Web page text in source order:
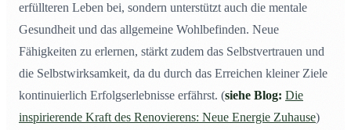
erfüllteren Leben bei, sondern unterstützt auch die mentale
Gesundheit und das allgemeine Wohlbefinden. Neue
Fähigkeiten zu erlernen, stärkt zudem das Selbstvertrauen und
die Selbstwirksamkeit, da du durch das Erreichen kleiner Ziele
kontinuierlich Erfolgserlebnisse erfährst. (siehe Blog: Die
inspirierende Kraft des Renovierens: Neue Energie Zuhause)